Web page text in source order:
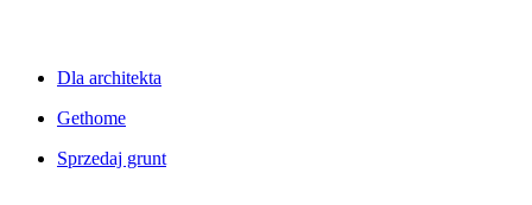
Dla architekta
Gethome
Sprzedaj grunt